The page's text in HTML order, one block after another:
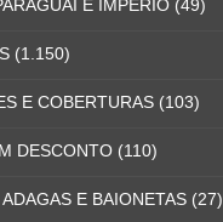
E IMPÉRIO (49)
(1.150)
E COBERTURAS (103)
DESCONTO (110)
ADAGAS E BAIONETAS (27)